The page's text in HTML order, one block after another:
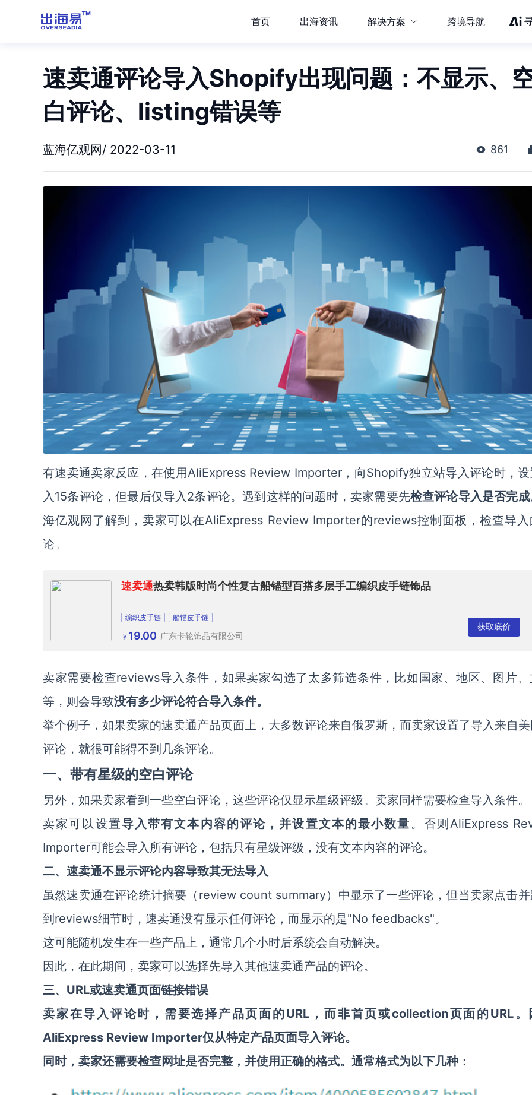
首页 出海资讯 解决方案 跨境导航
速卖通评论导入Shopify出现问题：不显示、
白评论、listing错误等
蓝海亿观网/ 2022-03-11 861
有速卖通卖家反应，在使用AliExpress Review Importer，向Shopify独立站导入评论时，
入 15条评论，但最后仅导入2条评论。遇到这样的问题时，卖家需要先检查评论导入是否完成
海亿观网了解到，卖家可以在AliExpress Review Importer的reviews控制面板，检查导入
论。
速卖通热卖韩版时尚个性复古船锚型百搭多层手工编织皮手链饰品
编织皮手链 船锚皮手链
￥ 19.00 广东卡轮饰品有限公司
获取底价
卖家需要检查reviews导入条件，如果卖家勾选了太多筛选条件，比如国家、地区、图片
等，则会导致没有多少评论符合导入条件。
举个例子，如果卖家的速卖通产品页面上，大多数评论来自俄罗斯，而卖家设置了导入来自
评论，就很可能得不到几条评论。
一、带有星级的空白评论
另外，如果卖家看到一些空白评论，这些评论仅显示星级评级。卖家同样需要检查导入条件。
卖家可以设置导入带有文本内容的评论，并设置文本的最小数量 。否则 AliExpress
Importer可能会导入所有评论，包括只有星级评级，没有文本内容的评论。
二、速卖通不显示评论内容导致其无法导入
虽然速卖通在评论统计摘要（ review count summary）中显示了一些评论，但当卖家点击
到reviews细节时，速卖通没有显示任何评论，而显示的是"No feedbacks"。
这可能随机发生在一些产品上，通常几个小时后系统会自动解决。
因此，在此期间，卖家可以选择先导入其他速卖通产品的评论。
三、 URL或速卖通页面链接错误
卖家在导入评论时，需要选择产品页面的 URL，而非首页或collection页面的URL。
AliExpress Review Importer仅从特定产品页面导入评论。
同时，卖家还需要检查网址是否完整，并使用正确的格式。通常格式为以下几种：